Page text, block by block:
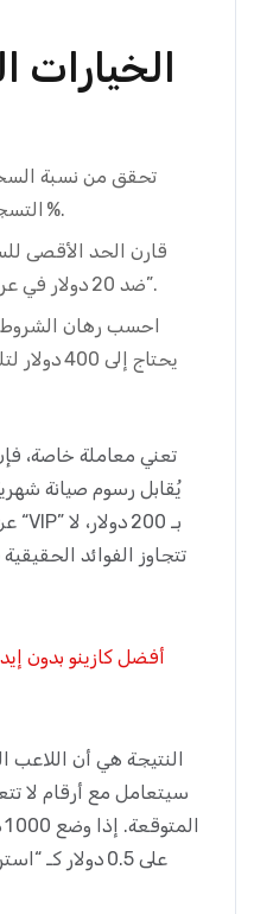
الخيارات
تحقق من نسبة
التسجيل؛ مثال: 75 % مقابل 10 %.
Betway ضد 20 دولار في عروض “بدون إيداع”.
أفضل كازينو بدون
النتيجة هي أن
على 0.5 دولار